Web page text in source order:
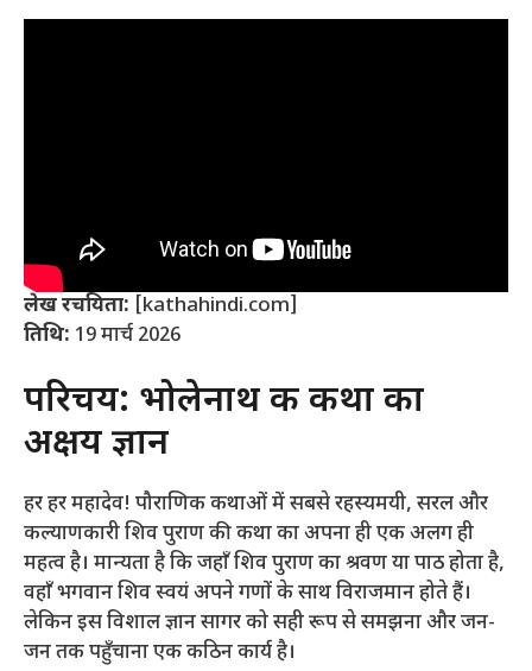
लेख रचयिता: [kathahindi.com]
तिथि: 19 मार्च 2026
परिचय: भोलेनाथ की कथा का
अक्षय ज्ञान
हर हर महादेव! पौराणिक कथाओं में सबसे रहस्यमयी, सरल और
कल्याणकारी शिव पुराण की कथा का अपना ही एक अलग ही
महत्व है। मान्यता है कि जहाँ शिव पुराण का श्रवण या पाठ होता है,
वहाँ भगवान शिव स्वयं अपने गणों के साथ विराजमान होते हैं।
लेकिन इस विशाल ज्ञान सागर को सही रूप से समझना और जन-
जन तक पहुँचाना एक कठिन कार्य है।